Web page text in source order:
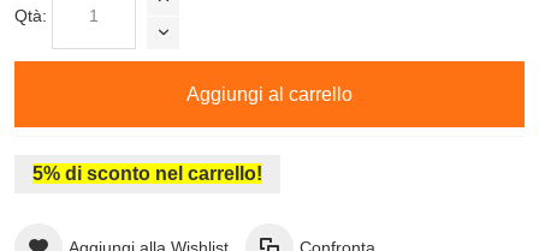
Qtà:
Aggiungi al carrello
5% di sconto nel carrello!
Aggiungi alla Wishlist Confronta